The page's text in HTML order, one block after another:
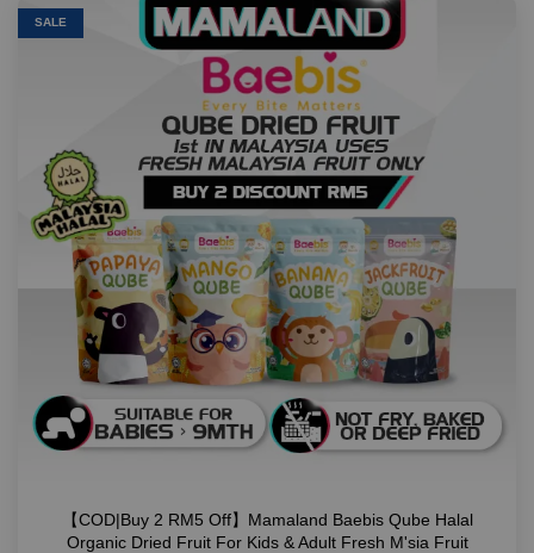
SALE
【COD|Buy 2 RM5 Off】Mamaland Baebis Qube Halal
Organic Dried Fruit For Kids & Adult Fresh M'sia Fruit